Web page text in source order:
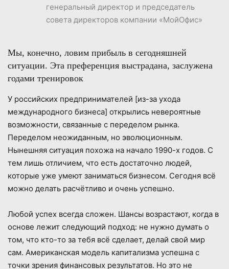
генеральный директор и председатель
совета директоров компании «МойОфис»
Мы, конечно, ловим прибыль в сегодняшней
ситуации. Эта преференция выстрадана, заслужена
годами тренировок
У российских предпринимателей [из-за ухода
международного бизнеса] открылись невероятные
возможности, связанные с переделом рынка.
Переделом неожиданным, но эволюционным.
Нынешняя ситуация похожа на начало 1990-х годов. С
тем лишь отличием, что есть достаточно людей,
которые уже умеют заниматься бизнесом. Сегодня всё
можно делать расчётливо и очень успешно.
Любой успех всегда сложен. Шансы возрастают, когда в
основе лежит следующий подход: не нужно думать о
том, что кто-то за тебя всё сделает, делай свой мир
сам. Американская модель капитализма успешна с
точки зрения финансовых результатов. Но это не